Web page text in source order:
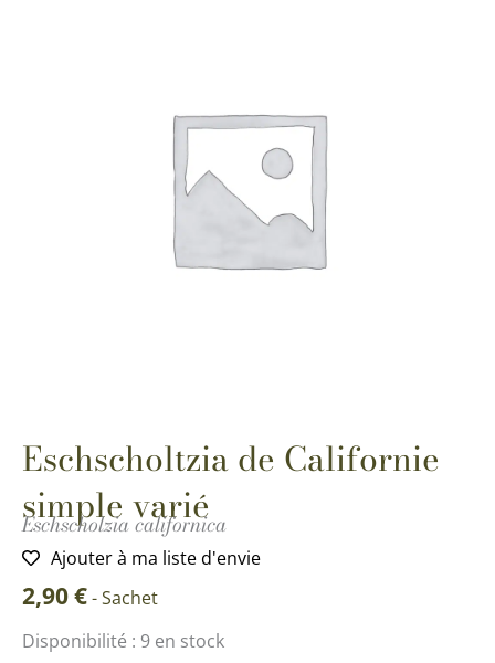
Eschscholtzia de Californie
simple varié
Eschscholzia californica
Ajouter à ma liste d'envie
2,90€-Sachet
Disponibilité : 9 en stock
quantité